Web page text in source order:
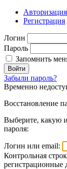
Авторизация
Регистрация
Логин
Пароль
Запомнить
Войти
Забыли пароль?
Временно
Восстановление
Выберите, какую
пароля:
Логин или email:
Контрольная
регистрационные